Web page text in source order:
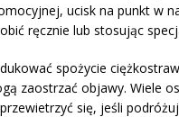
ucisk na punkt w
ręcznie lub stosując
spożycie
zaostrzać objawy. Wiele
się, jeśli